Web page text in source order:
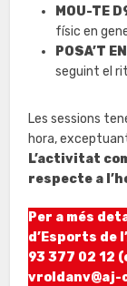
MOU-TE
físic en
POSA’T
seguint el
Les sessions
hora, exceptuant
L’activitat
respecte a
Per a més
d’Esports de
93 377 02 12